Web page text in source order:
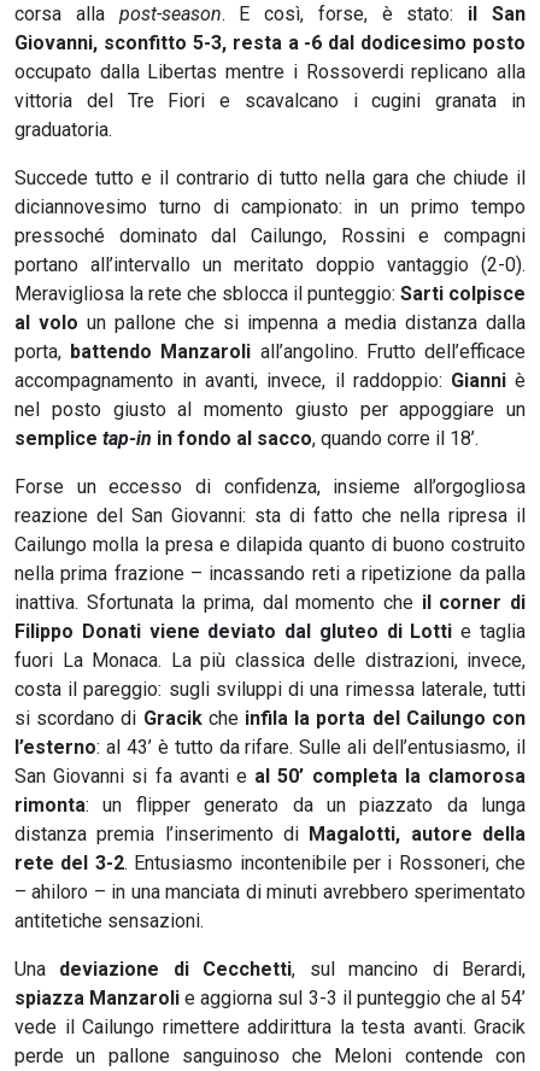
corsa alla post-season. E così, forse, è stato: il San
Giovanni, sconfitto 5-3, resta a -6 dal dodicesimo posto
occupato dalla Libertas mentre i Rossoverdi replicano alla
vittoria del Tre Fiori e scavalcano i cugini granata in
graduatoria.
Succede tutto e il contrario di tutto nella gara che chiude il
diciannovesimo turno di campionato: in un primo tempo
pressoché dominato dal Cailungo, Rossini e compagni
portano all’intervallo un meritato doppio vantaggio (2-0).
Meravigliosa la rete che sblocca il punteggio: Sarti colpisce
al volo un pallone che si impenna a media distanza dalla
porta, battendo Manzaroli all’angolino. Frutto dell’efficace
accompagnamento in avanti, invece, il raddoppio: Gianniè
nel posto giusto al momento giusto per appoggiare un
semplice tap-in in fondo al sacco, quando corre il 18’.
Forse un eccesso di confidenza, insieme all’orgogliosa
reazione del San Giovanni: sta di fatto che nella ripresa il
Cailungo molla la presa e dilapida quanto di buono costruito
nella prima frazione – incassando reti a ripetizione da palla
inattiva. Sfortunata la prima, dal momento che il corner di
Filippo Donati viene deviato dal gluteo di Lottie taglia
fuori La Monaca. La più classica delle distrazioni, invece,
costa il pareggio: sugli sviluppi di una rimessa laterale, tutti
si scordano di Gracikche infila la porta del Cailungo con
l’esterno: al 43’ è tutto da rifare. Sulle ali dell’entusiasmo, il
San Giovanni si fa avanti e al 50’ completa la clamorosa
rimonta: un flipper generato da un piazzato da lunga
distanza premia l’inserimento di Magalotti, autore della
rete del 3-2. Entusiasmo incontenibile per i Rossoneri, che
– ahiloro – in una manciata di minuti avrebbero sperimentato
antitetiche sensazioni.
Una deviazione di Cecchetti, sul mancino di Berardi,
spiazza Manzaroli e aggiorna sul 3-3 il punteggio che al 54’
vede il Cailungo rimettere addirittura la testa avanti. Gracik
perde un pallone sanguinoso che Meloni contende con